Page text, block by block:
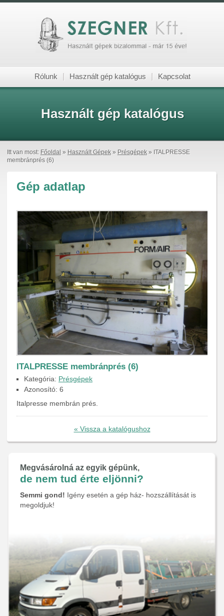
Rólunk Használt gép katalógus Kapcsolat
Használt gép katalógus
Itt van most: Főoldal » Használt Gépek » Présgépek » ITALPRESSE
membránprés (6)
Gép adatlap
ITALPRESSE membránprés (6)
Kategória: Présgépek
Azonosító: 6
Italpresse membrán prés.
« Vissza a katalógushoz
Megvásárolná az egyik gépünk,
de nem tud érte eljönni?
Semmi gond! Igény esetén a gép ház- hozszállítását is
megoldjuk!